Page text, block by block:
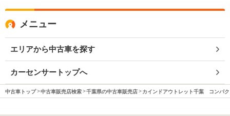
メニュー
エリアから中古車を探す
カーセンサートップへ
中古車トップ 中古車販売店検索 千葉県の中古車販売店 カインドアウトレット千葉 コンパ